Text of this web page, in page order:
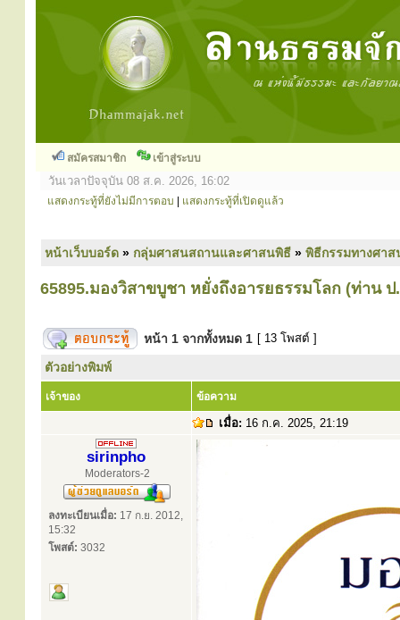
สมัครสมาชิก เข้าสู่ระบบ
วันเวลาปัจจุบัน 08 ส.ค. 2026, 16:02
แสดงกระทู้ที่ยังไม่มีการตอบ แสดงกระทู้ที่เปิดดูแล้ว
หน้าเว็บบอร์ด » กลุ่มศาสนสถานและศาสนพิธี » พิธีกรรมทางศา
65895.มองวิสาขบูชา หยั่งถึงอารยธรรมโลก (ท่าน
หน้า 1 จากทั้งหมด 1 [ 13 โพสต์ ]
ตัวอย่างพิมพ์
เจ้าของ ข้อความ
เมื่อ: 16 ก.ค. 2025, 21:19
sirinpho
Moderators-2
ลงทะเบียนเมื่อ: 17 ก.ย. 2012,
15:32
โพสต์: 3032